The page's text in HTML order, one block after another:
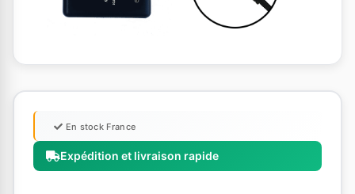
Expédition et livraison rapide
En stock France